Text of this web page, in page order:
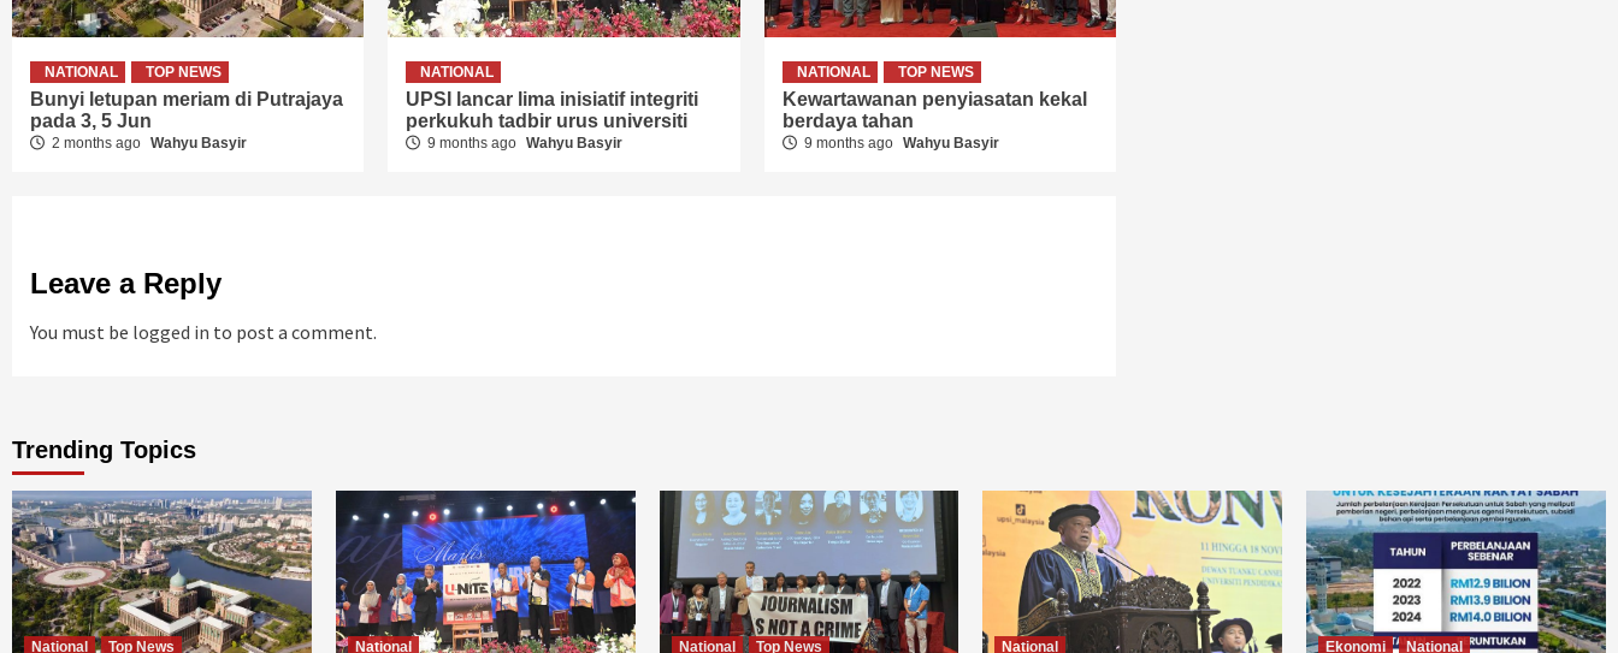
NATIONAL TOP NEWS
Bunyi letupan meriam di Putrajaya
pada 3, 5 Jun
2 months ago Wahyu Basyir
NATIONAL
UPSI lancar lima inisiatif integriti
perkukuh tadbir urus universiti
9 months ago Wahyu Basyir
NATIONAL TOP NEWS
Kewartawanan penyiasatan kekal
berdaya tahan
9 months ago Wahyu Basyir
Leave a Reply
You must be logged in to post a comment.
Trending Topics
National Top News National National Top News National Ekonomi National